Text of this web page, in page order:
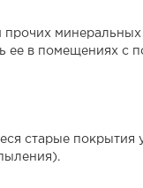
ее в помещениях с
покрытия